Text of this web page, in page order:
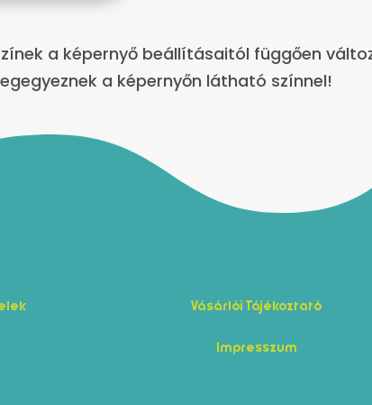
a képernyő beállításaitól függően
a képernyőn látható színnel!
Vásárlói Tájékoztató
Impresszum